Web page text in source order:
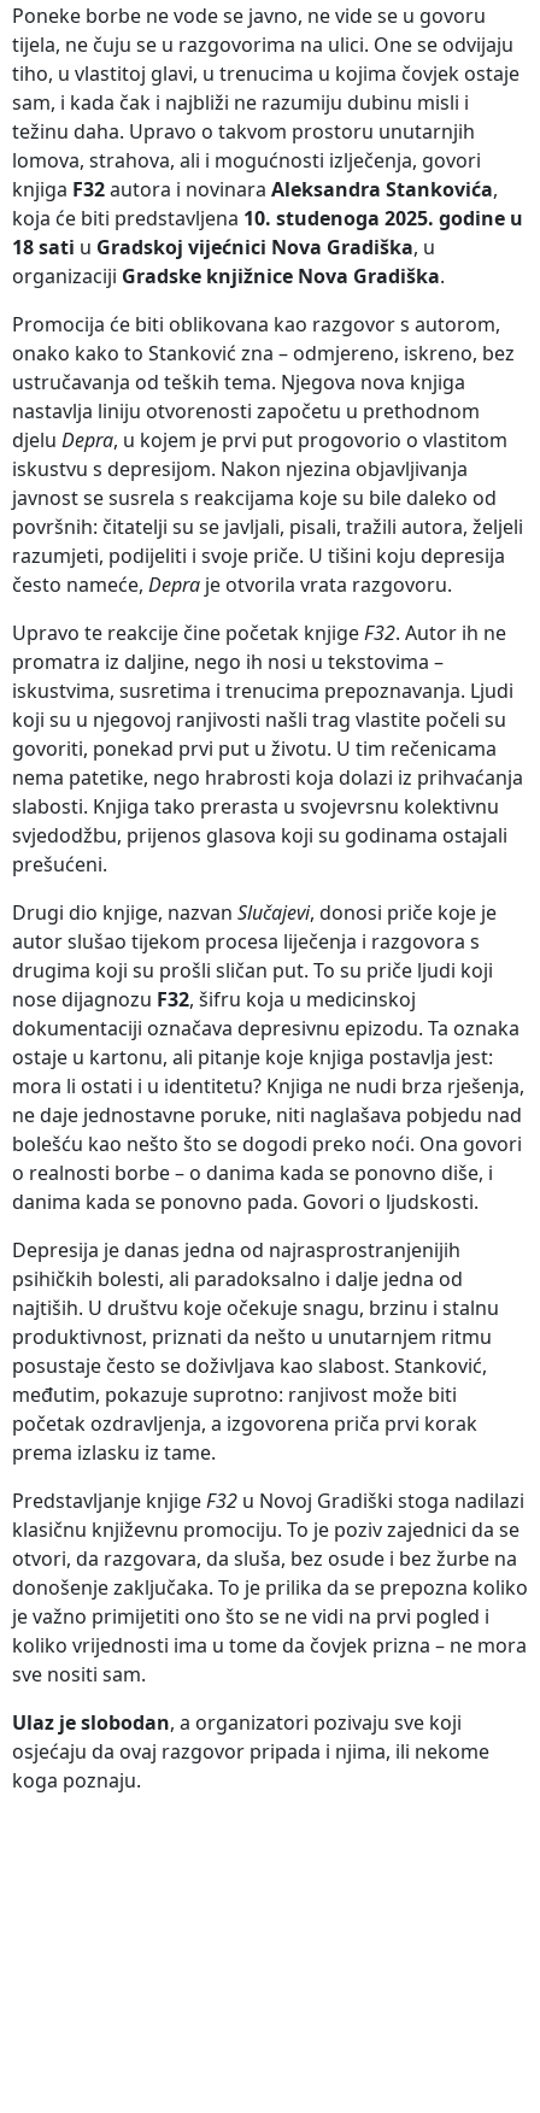
Poneke borbe ne vode se javno, ne vide se u govoru
tijela, ne čuju se u razgovorima na ulici. One se odvijaju
tiho, u vlastitoj glavi, u trenucima u kojima čovjek ostaje
sam, i kada čak i najbliži ne razumiju dubinu misli i
težinu daha. Upravo o takvom prostoru unutarnjih
lomova, strahova, ali i mogućnosti izlječenja, govori
knjiga F32autora i novinara Aleksandra Stankovića,
koja će biti predstavljena 10. studenoga 2025. godine u
18 sati u Gradskoj vijećnici Nova Gradiška, u
organizaciji Gradske knjižnice Nova Gradiška.
Promocija će biti oblikovana kao razgovor s autorom,
onako kako to Stanković zna – odmjereno, iskreno, bez
ustručavanja od teških tema. Njegova nova knjiga
nastavlja liniju otvorenosti započetu u prethodnom
djelu Depra, u kojem je prvi put progovorio o vlastitom
iskustvu s depresijom. Nakon njezina objavljivanja
javnost se susrela s reakcijama koje su bile daleko od
površnih: čitatelji su se javljali, pisali, tražili autora, željeli
razumjeti, podijeliti i svoje priče. U tišini koju depresija
često nameće, Depra je otvorila vrata razgovoru.
Upravo te reakcije čine početak knjigeF32. Autor ih ne
promatra iz daljine, nego ih nosi u tekstovima –
iskustvima, susretima i trenucima prepoznavanja. Ljudi
koji su u njegovoj ranjivosti našli trag vlastite počeli su
govoriti, ponekad prvi put u životu. U tim rečenicama
nema patetike, nego hrabrosti koja dolazi iz prihvaćanja
slabosti. Knjiga tako prerasta u svojevrsnu kolektivnu
svjedodžbu, prijenos glasova koji su godinama ostajali
prešućeni.
Drugi dio knjige, nazvan Slučajevi, donosi priče koje je
autor slušao tijekom procesa liječenja i razgovora s
drugima koji su prošli sličan put. To su priče ljudi koji
nose dijagnozu F32, šifru koja u medicinskoj
dokumentaciji označava depresivnu epizodu. Ta oznaka
ostaje u kartonu, ali pitanje koje knjiga postavlja jest:
mora li ostati i u identitetu? Knjiga ne nudi brza rješenja,
ne daje jednostavne poruke, niti naglašava pobjedu nad
bolešću kao nešto što se dogodi preko noći. Ona govori
o realnosti borbe – o danima kada se ponovno diše, i
danima kada se ponovno pada. Govori o ljudskosti.
Depresija je danas jedna od najrasprostranjenijih
psihičkih bolesti, ali paradoksalno i dalje jedna od
najtiših. U društvu koje očekuje snagu, brzinu i stalnu
produktivnost, priznati da nešto u unutarnjem ritmu
posustaje često se doživljava kao slabost. Stanković,
međutim, pokazuje suprotno: ranjivost može biti
početak ozdravljenja, a izgovorena priča prvi korak
prema izlasku iz tame.
Predstavljanje knjigeF32 u Novoj Gradiški stoga nadilazi
klasičnu književnu promociju. To je poziv zajednici da se
otvori, da razgovara, da sluša, bez osude i bez žurbe na
donošenje zaključaka. To je prilika da se prepozna koliko
je važno primijetiti ono što se ne vidi na prvi pogled i
koliko vrijednosti ima u tome da čovjek prizna – ne mora
sve nositi sam.
Ulaz je slobodan, a organizatori pozivaju sve koji
osjećaju da ovaj razgovor pripada i njima, ili nekome
koga poznaju.